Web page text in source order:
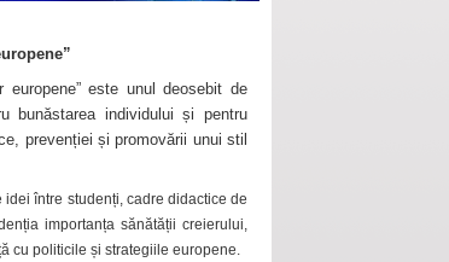
este unul deosebit de
bunăstarea individului și pentru
prevenției și promovării unui stil
între studenți, cadre didactice de
importanța sănătății creierului,
cu politicile și strategiile europene.